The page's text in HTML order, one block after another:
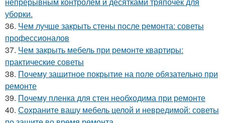
уборки.
36. Чем лучше закрыть стены после ремонта: советы
профессионалов
37. Чем закрыть мебель при ремонте квартиры:
практические советы
38. Почему защитное покрытие на поле обязательно при
ремонте
39. Почему пленка для стен необходима при ремонте
40. Сохраните вашу мебель целой и невредимой: советы